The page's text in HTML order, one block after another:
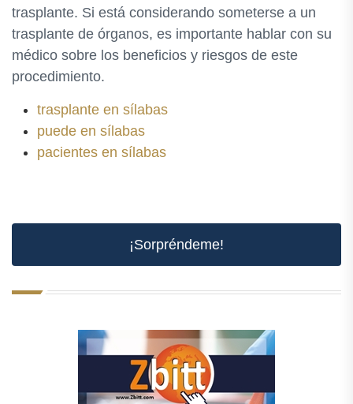
trasplante. Si está considerando someterse a un
trasplante de órganos, es importante hablar con su
médico sobre los beneficios y riesgos de este
procedimiento.
trasplante en sílabas
puede en sílabas
pacientes en sílabas
¡Sorpréndeme!